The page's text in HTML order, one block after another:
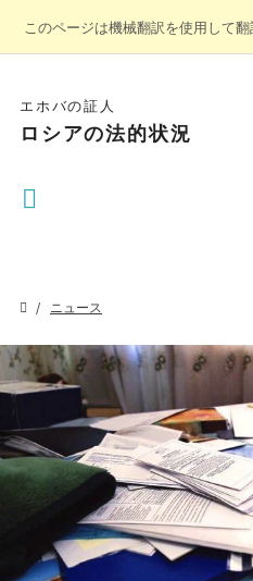
このページは機械翻訳を使用して翻
エホバの証人
ロシアの法的状況
ニュース